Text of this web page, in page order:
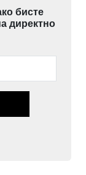
бисте
директно